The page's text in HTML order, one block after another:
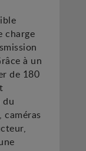
charge
à un
de 180
du